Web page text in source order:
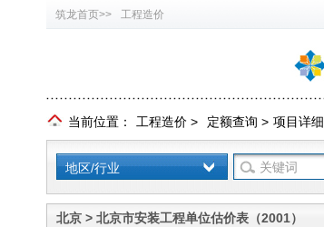
筑龙首页>> 工程造价
当前位置： 工程造价 > 定额查询 > 项目详细
地区/行业
北京 > 北京市安装工程单位估价表（2001）